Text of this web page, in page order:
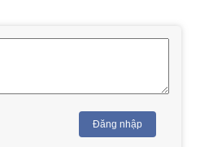
Đăng nhập